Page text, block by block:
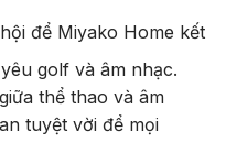
để Miyako Home kết
golf và âm nhạc.
thể thao và âm
tuyệt vời để mọi